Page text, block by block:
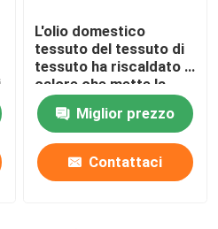
L'olio domestico
tessuto del tessuto di
tessuto ha riscaldato il
calore che mette la
macchina di finitura di
StenterMiglior prezzo
Contattaci